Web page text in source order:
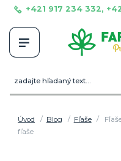
+421 917 234 332,
Úvod Blog Fľaše
fľaše